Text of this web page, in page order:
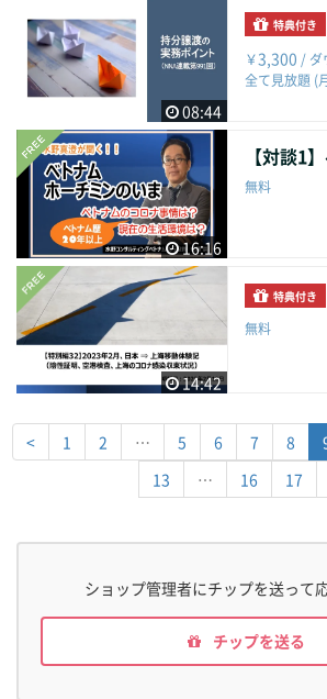
08:44
特典付き
￥3,300 / ダ
全て見放題 (
16:16
無料
14:42
特典付き
無料
< 1 2 … 5 6 7 8
13
… 16 17
ショップ管理者にチップを送って
チップを送る